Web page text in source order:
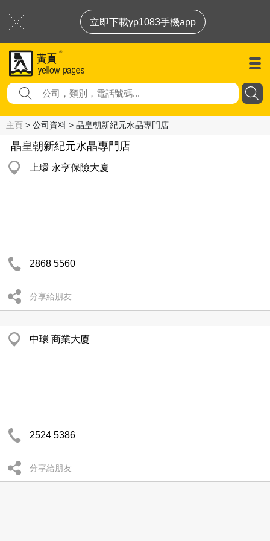
立即下載yp1083手機app
主頁 > 公司資料 > 晶皇朝新紀元水晶專門店
晶皇朝新紀元水晶專門店
上環 永亨保險大廈
2868 5560
分享給朋友
中環 商業大廈
2524 5386
分享給朋友